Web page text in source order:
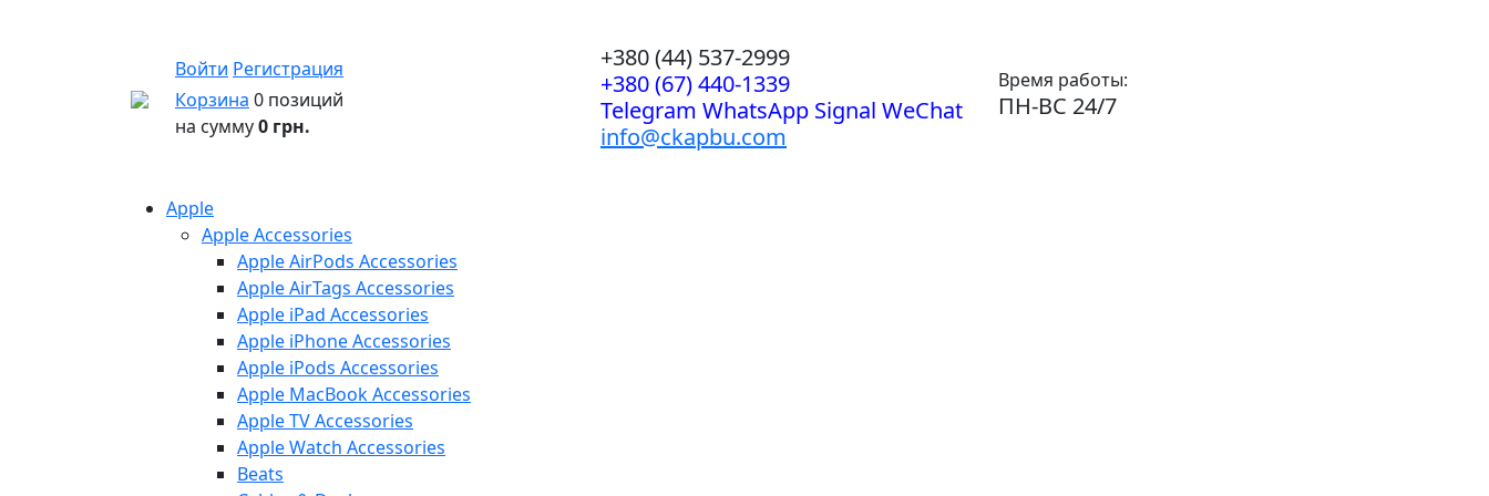
Войти Регистрация
Корзина 0 позиций
на сумму0 грн.
+380 (44) 537-2999
+380 (67) 440-1339
Telegram WhatsApp Signal WeChat
info@ckapbu.com
Время работы:
ПН-ВС 24/7
Apple
Apple Accessories
Apple AirPods Accessories
Apple AirTags Accessories
Apple iPad Accessories
Apple iPhone Accessories
Apple iPods Accessories
Apple MacBook Accessories
Apple TV Accessories
Apple Watch Accessories
Beats